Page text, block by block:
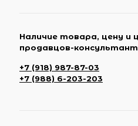
Наличие товара, цену и
продавцов-
+7 (918) 987-87-03
+7 (988) 6-203-203